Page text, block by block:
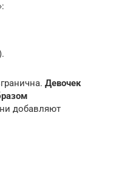
Девочек
добавляют